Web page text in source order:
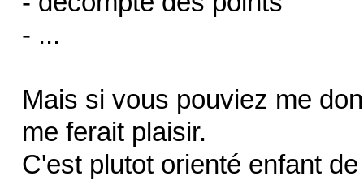
- ...
Mais si vous pouviez me
me ferait plaisir.
C'est plutot orienté enfant